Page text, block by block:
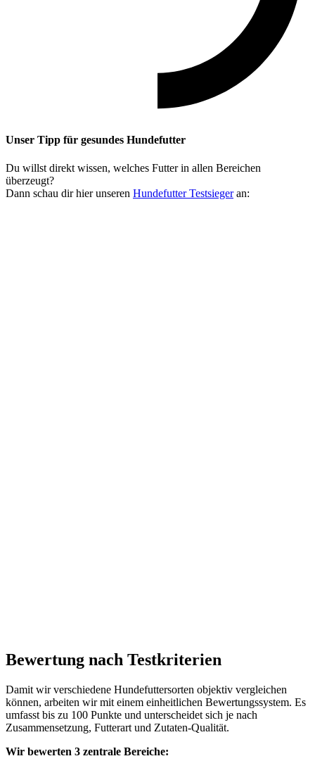
Unser Tipp für gesundes Hundefutter
Du willst direkt wissen, welches Futter in allen Bereichen
überzeugt?
Dann schau dir hier unseren Hundefutter Testsiegeran:
Bewertung nach Testkriterien
Damit wir verschiedene Hundefuttersorten objektiv vergleichen
können, arbeiten wir mit einem einheitlichen Bewertungssystem. Es
umfasst bis zu 100 Punkte und unterscheidet sich je nach
Zusammensetzung, Futterart und Zutaten-Qualität.
Wir bewerten 3 zentrale Bereiche: